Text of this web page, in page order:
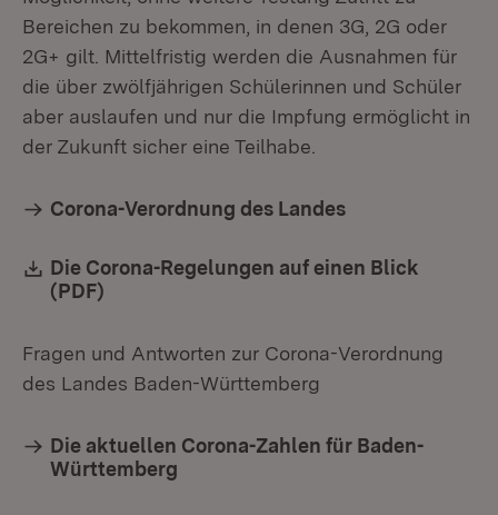
Bereichen zu bekommen, in denen 3G, 2G oder
2G+ gilt. Mittelfristig werden die Ausnahmen für
die über zwölfjährigen Schülerinnen und Schüler
aber auslaufen und nur die Impfung ermöglicht in
der Zukunft sicher eine Teilhabe.
Corona-Verordnung des Landes
Download:
Die Corona-Regelungen auf einen Blick
(PDF)
Fragen und Antworten zur Corona-Verordnung
des Landes Baden-Württemberg
Die aktuellen Corona-Zahlen für Baden-
Württemberg